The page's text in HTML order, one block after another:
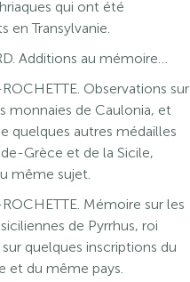
qui ont été
en Transylvanie.
Additions au mémoire…
Observations sur
monnaies de Caulonia, et
quelques autres médailles
Grèce et de la Sicile,
même sujet.
Mémoire sur les
de Pyrrhus, roi
sur quelques inscriptions du
et du même pays.